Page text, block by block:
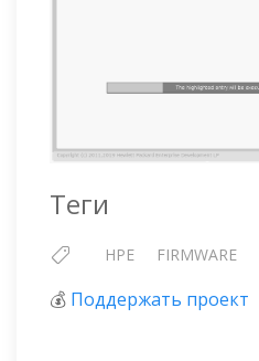
Теги
HPE FIRMWARE
💰 Поддержать проект